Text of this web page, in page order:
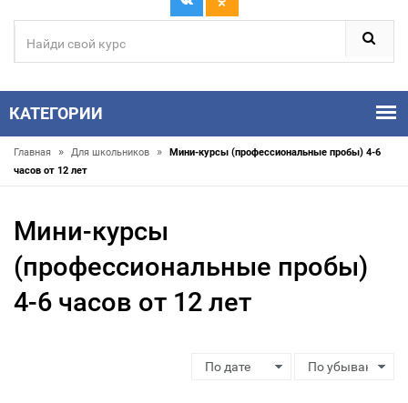
КАТЕГОРИИ
Главная » Для школьников »
Мини-курсы (профессиональные пробы) 4-6
часов от 12 лет
Мини-курсы
(профессиональные пробы)
4-6 часов от 12 лет